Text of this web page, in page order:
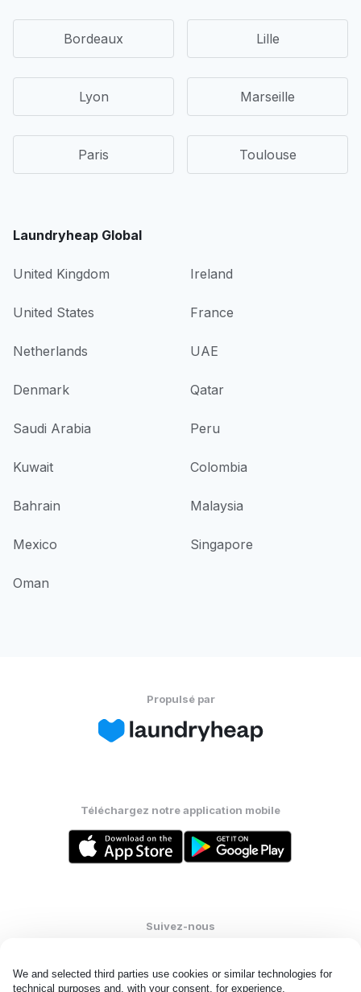
We and selected third parties use cookies or similar technologies for
technical purposes and, with your consent, for experience,
Bordeaux Lille
Lyon Marseille
Paris Toulouse
Laundryheap Global
United Kingdom Ireland
United States France
Netherlands UAE
Denmark Qatar
Saudi Arabia Peru
Kuwait Colombia
Bahrain Malaysia
Mexico Singapore
Oman
Propulsé par
Téléchargez notre application mobile
Suivez-nous